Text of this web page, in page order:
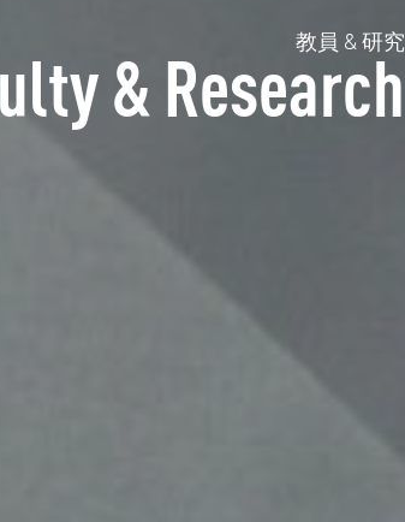
教員 & 研究
& Research